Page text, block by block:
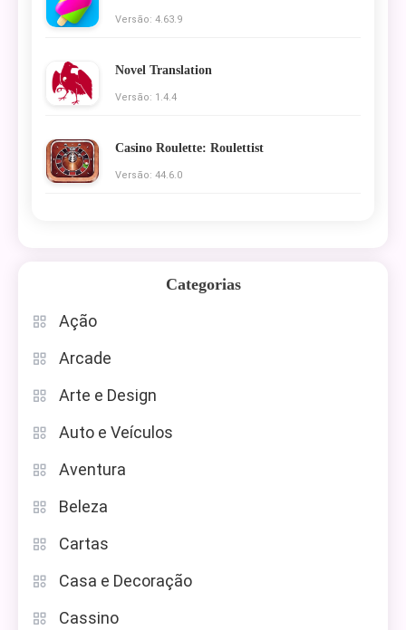
Versão: 4.63.9
Novel Translation
Versão: 1.4.4
Casino Roulette: Roulettist
Versão: 44.6.0
Categorias
Ação
Arcade
Arte e Design
Auto e Veículos
Aventura
Beleza
Cartas
Casa e Decoração
Cassino